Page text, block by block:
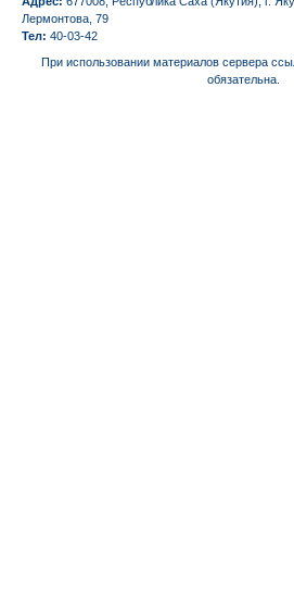
Лермонтова, 79
Тел: 40-03-42
При использовании материалов сервера
обязательна.